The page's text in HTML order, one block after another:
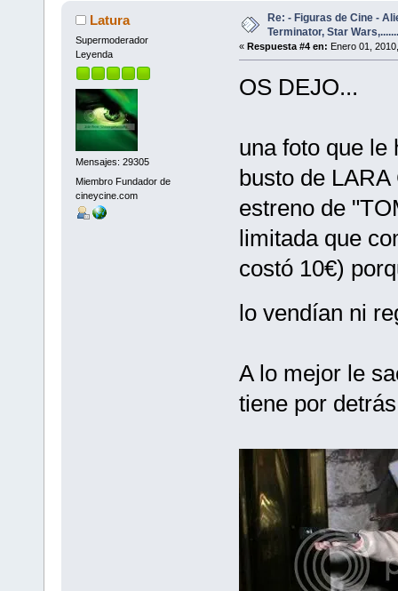
Latura
Supermoderador
Leyenda
Mensajes: 29305
Miembro Fundador de
cineycine.com
Re: - Figuras de Cine -
Terminator, Star Wars,.......
« Respuesta #4 en: Enero 01,
OS DEJO...
una foto que le
busto de
estreno de
limitada que
costó 10€)
lo vendían ni
A lo mejor le
tiene por